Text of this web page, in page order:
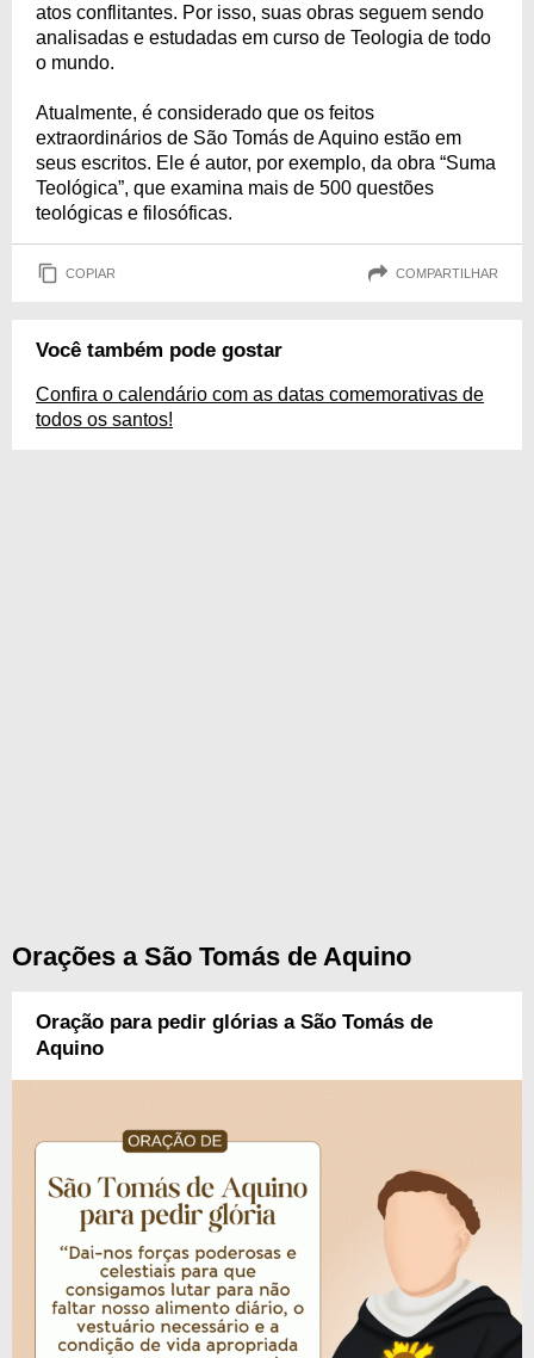
atos conflitantes. Por isso, suas obras seguem sendo
analisadas e estudadas em curso de Teologia de todo
o mundo.
Atualmente, é considerado que os feitos
extraordinários de São Tomás de Aquino estão em
seus escritos. Ele é autor, por exemplo, da obra “Suma
Teológica”, que examina mais de 500 questões
teológicas e filosóficas.
COPIAR COMPARTILHAR
Você também pode gostar
Confira o calendário com as datas comemorativas de
todos os santos!
Orações a São Tomás de Aquino
Oração para pedir glórias a São Tomás de
Aquino